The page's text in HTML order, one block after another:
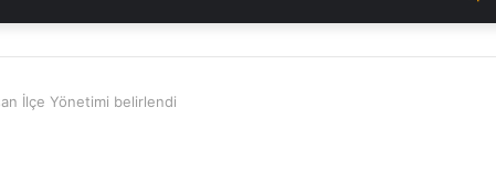
İlçe Yönetimi belirlendi